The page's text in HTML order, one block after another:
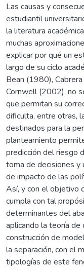
Las causas y
estudiantil
la literatura
muchas
explicar por qué un
largo de su ciclo
Bean (1980),
Cornwell (2002), no
que permitan su
dificulta, entre otras,
destinados para la
planteamiento
predicción del riesgo
toma de decisiones y
de impacto de las
Así, y con el objetivo
cumpla con tal
determinantes del
aplicando la teoría de
construcción de
la separación, con el
tipologías de este